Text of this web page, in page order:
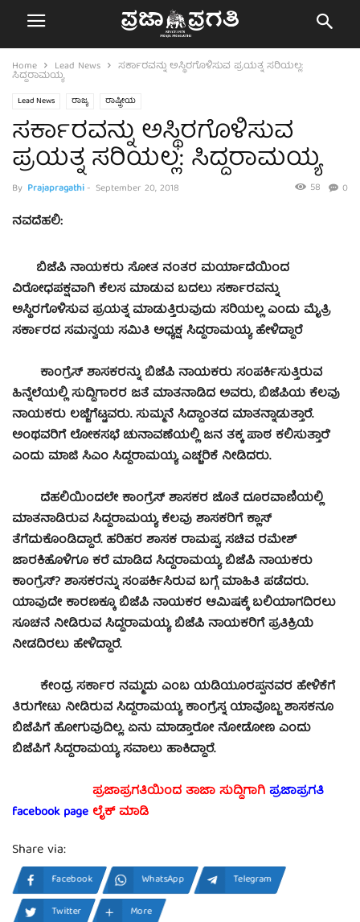
Home Lead News ಸರ್ಕಾರವನ್ನು ಅಸ್ಥಿರಗೊಳಿಸುವ ಪ್ರಯತ್ನ ಸರಿಯಲ್ಲ:
ಸಿದ್ದರಾಮಯ್ಯ
Lead News ರಾಜ್ಯ ರಾಷ್ಟ್ರೀಯ
ಸರ್ಕಾರವನ್ನು ಅಸ್ಥಿರಗೊಳಿಸುವ
ಪ್ರಯತ್ನ ಸರಿಯಲ್ಲ: ಸಿದ್ದರಾಮಯ್ಯ
By Prajapragathi- September 20, 2018 0
58
ನವದೆಹಲಿ:
ಬಿಜೆಪಿ ನಾಯಕರು ಸೋತ ನಂತರ ಮರ್ಯಾದೆಯಿಂದ
ವಿರೋಧಪಕ್ಷವಾಗಿ ಕೆಲಸ ಮಾಡುವ ಬದಲು ಸರ್ಕಾರವನ್ನು
ಅಸ್ಥಿರಗೊಳಿಸುವ ಪ್ರಯತ್ನ ಮಾಡುತ್ತಿರುವುದು ಸರಿಯಲ್ಲ ಎಂದು ಮೈತ್ರಿ
ಸರ್ಕಾರದ ಸಮನ್ವಯ ಸಮಿತಿ ಅಧ್ಯಕ್ಷ ಸಿದ್ದರಾಮಯ್ಯ ಹೇಳಿದ್ದಾರೆ
ಕಾಂಗ್ರೆಸ್ ಶಾಸಕರನ್ನು ಬಿಜೆಪಿ ನಾಯಕರು ಸಂಪರ್ಕಿಸುತ್ತಿರುವ
ಹಿನ್ನೆಲೆಯಲ್ಲಿ ಸುದ್ದಿಗಾರರ ಜತೆ ಮಾತನಾಡಿದ ಅವರು, ಬಿಜೆಪಿಯ ಕೆಲವು
ನಾಯಕರು ಲಜ್ಜೆಗೆಟ್ಟವರು. ಸುಮ್ಮನೆ ಸಿದ್ಧಾಂತದ ಮಾತನ್ನಾಡುತ್ತಾರೆ.
ಅಂಥವರಿಗೆ ಲೋಕಸಭೆ ಚುನಾವಣೆಯಲ್ಲಿ ಜನ ತಕ್ಕ ಪಾಠ ಕಲಿಸುತ್ತಾರೆ’
ಎಂದು ಮಾಜಿ ಸಿಎಂ ಸಿದ್ದರಾಮಯ್ಯ ಎಚ್ಚರಿಕೆ ನೀಡಿದರು.
ದೆಹಲಿಯಿಂದಲೇ ಕಾಂಗ್ರೆಸ್ ಶಾಸಕರ ಜೊತೆ ದೂರವಾಣಿಯಲ್ಲಿ
ಮಾತನಾಡಿರುವ ಸಿದ್ದರಾಮಯ್ಯ ಕೆಲವು ಶಾಸಕರಿಗೆ ಕ್ಲಾಸ್
ತೆಗೆದುಕೊಂಡಿದ್ದಾರೆ. ಹರಿಹರ ಶಾಸಕ ರಾಮಪ್ಪ, ಸಚಿವ ರಮೇಶ್
ಜಾರಕಿಹೊಳಿಗೂ ಕರೆ ಮಾಡಿದ ಸಿದ್ದರಾಮಯ್ಯ ಬಿಜೆಪಿ ನಾಯಕರು
ಕಾಂಗ್ರೆಸ್? ಶಾಸಕರನ್ನು ಸಂಪರ್ಕಿಸಿರುವ ಬಗ್ಗೆ ಮಾಹಿತಿ ಪಡೆದರು.
ಯಾವುದೇ ಕಾರಣಕ್ಕೂ ಬಿಜೆಪಿ ನಾಯಕರ ಆಮಿಷಕ್ಕೆ ಬಲಿಯಾಗದಿರಲು
ಸೂಚನೆ ನೀಡಿರುವ ಸಿದ್ದರಾಮಯ್ಯ ಬಿಜೆಪಿ ನಾಯಕರಿಗೆ ಪ್ರತಿಕ್ರಿಯೆ
ನೀಡದಿರಲು ಹೇಳಿದ್ದಾರೆ.
ಕೇಂದ್ರ ಸರ್ಕಾರ ನಮ್ಮದು ಎಂಬ ಯಡಿಯೂರಪ್ಪನವರ ಹೇಳಿಕೆಗೆ
ತಿರುಗೇಟು ನೀಡಿರುವ ಸಿದ್ದರಾಮಯ್ಯ ಕಾಂಗ್ರೆಸ್ನ ಯಾವೊಬ್ಬ ಶಾಸಕನೂ
ಬಿಜೆಪಿಗೆ ಹೋಗುವುದಿಲ್ಲ. ಏನು ಮಾಡ್ತಾರೋ ನೋಡೋಣ ಎಂದು
ಬಿಜೆಪಿಗೆ ಸಿದ್ದರಾಮಯ್ಯ ಸವಾಲು ಹಾಕಿದ್ದಾರೆ.
ಪ್ರಜಾಪ್ರಗತಿಯಿಂದ ತಾಜಾ ಸುದ್ದಿಗಾಗಿಪ್ರಜಾಪ್ರಗತಿ
facebook page ಲೈಕ್ ಮಾಡಿ
Share via:
Facebook WhatsApp
Telegram
Twitter
More